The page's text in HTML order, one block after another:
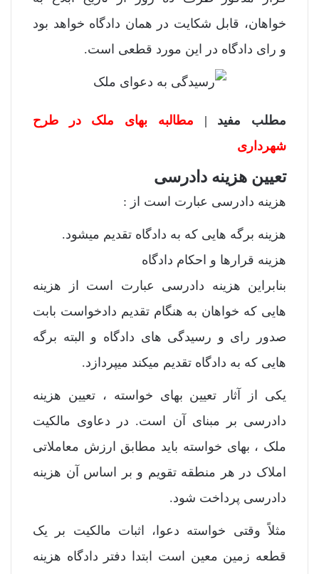
خواهان، قابل شکایت در همان دادگاه خواهد بود
و رای دادگاه در این مورد قطعی است.
مطلب مفید | مطالبه بهای ملک در طرح
شهرداری
تعیین هزینه دادرسی
هزینه دادرسی عبارت است از :
هزینه برگه هایی که به دادگاه تقدیم میشود.
هزینه قرارها و احکام دادگاه
بنابراین هزینه دادرسی عبارت است از هزینه
هایی که خواهان به هنگام تقدیم دادخواست بابت
صدور رای و رسیدگی های دادگاه و البته برگه
هایی که به دادگاه تقدیم میکند میپردازد.
یکی از آثار تعیین بهای خواسته ، تعیین هزینه
دادرسی بر مبنای آن است. در دعاوی مالکیت
ملک ، بهای خواسته باید مطابق ارزش معاملاتی
املاک در هر منطقه تقویم و بر اساس آن هزینه
دادرسی پرداخت شود.
مثلاً وقتی خواسته دعوا، اثبات مالکیت بر یک
قطعه زمین معین است ابتدا دفتر دادگاه هزینه